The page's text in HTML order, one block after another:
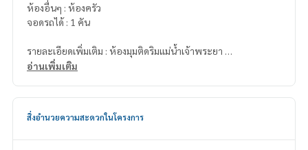
ห้องอื่นๆ : ห้องครัว
จอดรถได้ : 1 คัน
รายละเอียดเพิ่มเติม : ห้องมุมติดริมแม่น้ำเจ้าพระยา
- ตู้เย็น
- เครื่องซักผ้า
อ่านเพิ่มเติม
สิ่งอำนวยความสะดวกในโครงการ